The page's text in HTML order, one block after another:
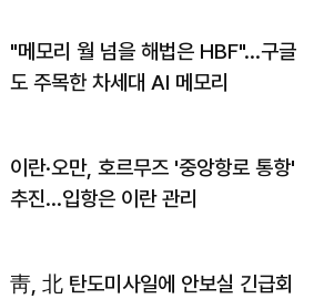
"메모리 월 넘을 해법은 HBF"…구글
도 주목한 차세대 AI 메모리
이란·오만, 호르무즈 '중앙항로 통항'
추진…입항은 이란 관리
靑, 北 탄도미사일에 안보실 긴급회